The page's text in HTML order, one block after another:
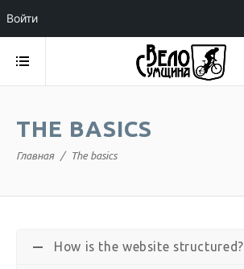
THE BASICS
Главная The basics
How is the website structured?
Войти